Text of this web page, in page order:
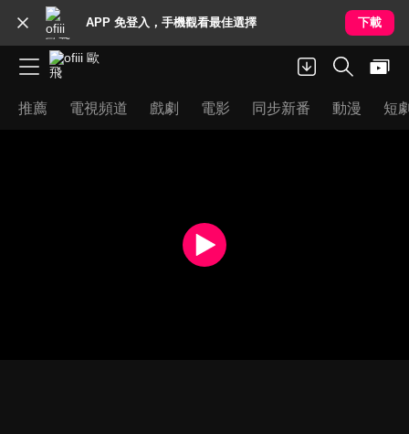
APP 免登入，手機觀看最佳選擇 下載
推薦 電視頻道 戲劇 電影 同步新番 動漫 短